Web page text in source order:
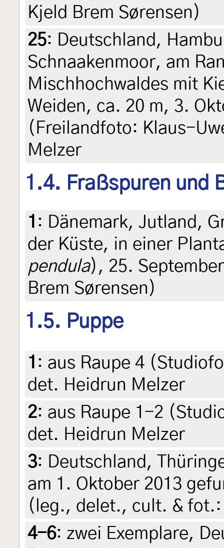
Kjeld Brem Sørensen)
25: Deutschland,
Schnaakenmoor, am
Mischhochwaldes mit
Weiden, ca. 20 m, 3.
(Freilandfoto: Klaus-
Melzer
1.4. Fraßspuren und
1 : Dänemark, Jutland,
der Küste, in einer
pendula), 25.
Brem Sørensen)
1.5. Puppe
1 : aus Raupe 4
det. Heidrun Melzer
2: aus Raupe 1-2
det. Heidrun Melzer
3: Deutschland,
am 1. Oktober 2013
(leg., delet., cult. & fot.:
4-6: zwei Exemplare,